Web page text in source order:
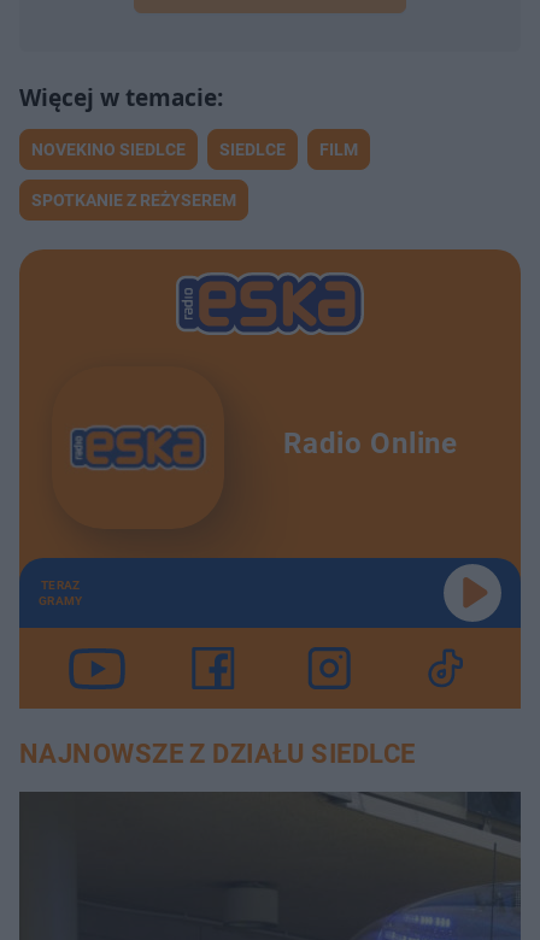
NOVEKINO SIEDLCE SIEDLCE FILM
SPOTKANIE Z REŻYSEREM
Radio Online
TERAZ
GRAMY
NAJNOWSZE Z DZIAŁU SIEDLCE